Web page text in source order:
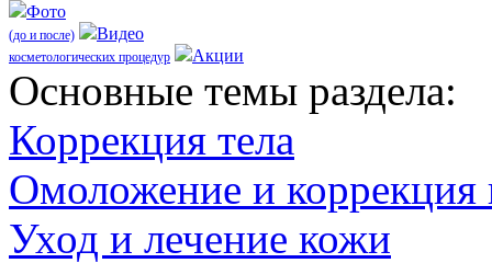
Фото
(до и после) Видео
косметологических процедур Акции
Оcновные темы раздела:
Коррекция тела
Омоложение и коррекция
Уход и лечение кожи